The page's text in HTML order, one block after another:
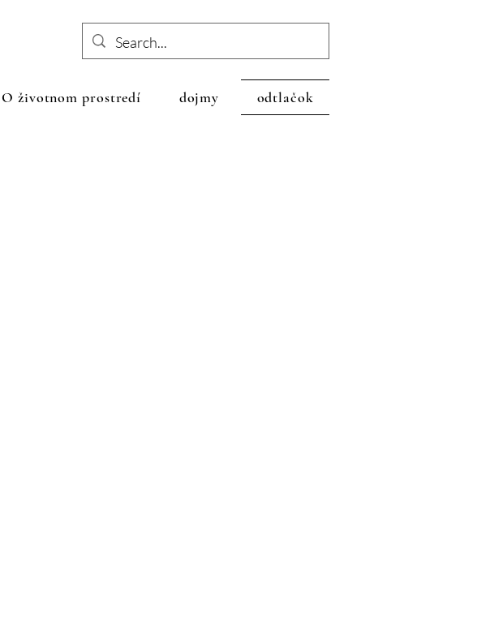
O životnom prostredí dojmy odtlačok